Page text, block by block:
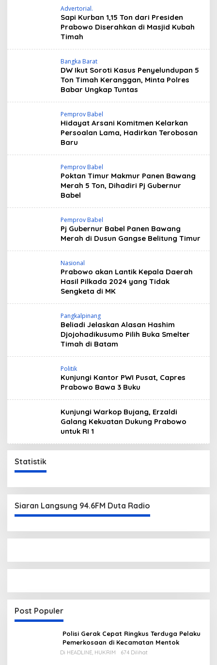
Advertorial.
Sapi Kurban 1,15 Ton dari Presiden
Prabowo Diserahkan di Masjid Kubah
Timah
Bangka Barat
DW Ikut Soroti Kasus Penyelundupan 5
Ton Timah Keranggan, Minta Polres
Babar Ungkap Tuntas
Pemprov Babel
Hidayat Arsani Komitmen Kelarkan
Persoalan Lama, Hadirkan Terobosan
Baru
Pemprov Babel
Poktan Timur Makmur Panen Bawang
Merah 5 Ton, Dihadiri Pj Gubernur
Babel
Pemprov Babel
Pj Gubernur Babel Panen Bawang
Merah di Dusun Gangse Belitung Timur
Nasional
Prabowo akan Lantik Kepala Daerah
Hasil Pilkada 2024 yang Tidak
Sengketa di MK
Pangkalpinang
Beliadi Jelaskan Alasan Hashim
Djojohadikusumo Pilih Buka Smelter
Timah di Batam
Politik
Kunjungi Kantor PWI Pusat, Capres
Prabowo Bawa 3 Buku
Kunjungi Warkop Bujang, Erzaldi
Galang Kekuatan Dukung Prabowo
untuk RI 1
Statistik
Siaran Langsung 94.6FM Duta Radio
Post Populer
Polisi Gerak Cepat Ringkus Terduga Pelaku
Pemerkosaan di Kecamatan Mentok
Di HEADLINE, HUKRIM 674 Dilihat